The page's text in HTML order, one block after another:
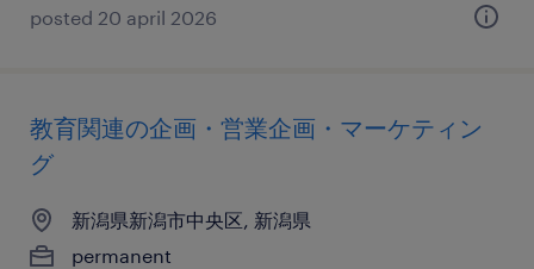
posted 20 april 2026
教育関連の企画・営業企画・マーケティン
グ
新潟県新潟市中央区, 新潟県
permanent